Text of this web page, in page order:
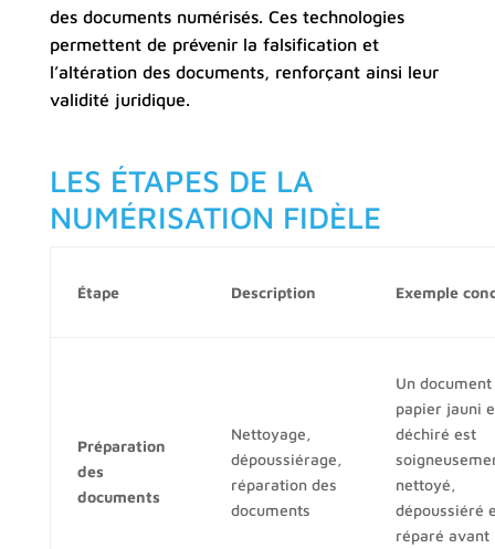
des documents numérisés. Ces technologies
permettent de prévenir la falsification et
l’altération des documents, renforçant ainsi leur
validité juridique.
LES ÉTAPES DE LA
NUMÉRISATION FIDÈLE
Étape Description Exemple
Préparation
des
documents
Nettoyage,
dépoussiérage,
réparation des
documents
Un document
papier jauni
déchiré est
nettoyé,
dépoussiéré
réparé avant